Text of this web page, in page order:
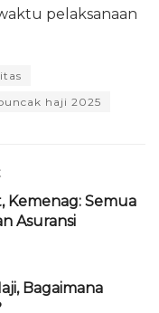
pelaksanaan
haji 2025
Kemenag: Semua
Asuransi
Bagaimana